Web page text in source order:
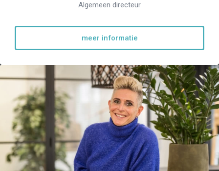
Algemeen directeur
meer informatie